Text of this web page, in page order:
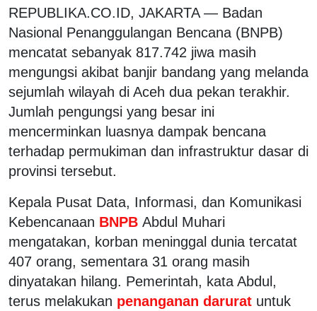
REPUBLIKA.CO.ID, JAKARTA — Badan
Nasional Penanggulangan Bencana (BNPB)
mencatat sebanyak 817.742 jiwa masih
mengungsi akibat banjir bandang yang melanda
sejumlah wilayah di Aceh dua pekan terakhir.
Jumlah pengungsi yang besar ini
mencerminkan luasnya dampak bencana
terhadap permukiman dan infrastruktur dasar di
provinsi tersebut.
Kepala Pusat Data, Informasi, dan Komunikasi
Kebencanaan BNPB Abdul Muhari
mengatakan, korban meninggal dunia tercatat
407 orang, sementara 31 orang masih
dinyatakan hilang. Pemerintah, kata Abdul,
terus melakukan penanganan darurat untuk